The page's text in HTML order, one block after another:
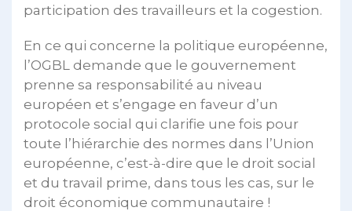
participation des travailleurs et la cogestion.
En ce qui concerne la politique européenne,
l’OGBL demande que le gouvernement
prenne sa responsabilité au niveau
européen et s’engage en faveur d’un
protocole social qui clarifie une fois pour
toute l’hiérarchie des normes dans l’Union
européenne, c’est-à-dire que le droit social
et du travail prime, dans tous les cas, sur le
droit économique communautaire !